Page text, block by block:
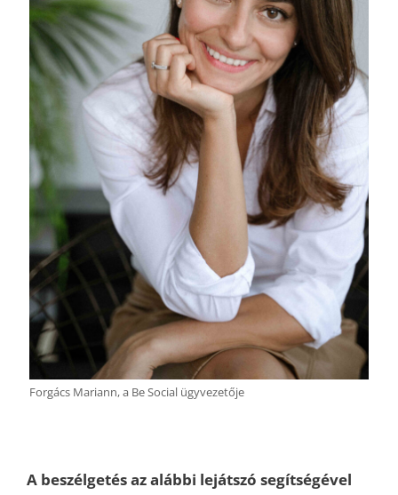
Forgács Mariann, a Be Social ügyvezetője
A beszélgetés az alábbi lejátszó segítségével